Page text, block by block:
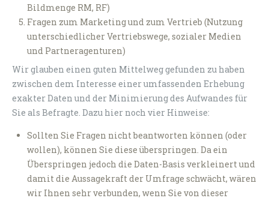
Bildmenge RM, RF)
Fragen zum Marketing und zum Vertrieb (Nutzung
unterschiedlicher Vertriebswege, sozialer Medien
und Partneragenturen)
Wir glauben einen guten Mittelweg gefunden zu haben
zwischen dem Interesse einer umfassenden Erhebung
exakter Daten und der Minimierung des Aufwandes für
Sie als Befragte. Dazu hier noch vier Hinweise:
Sollten Sie Fragen nicht beantworten können (oder
wollen), können Sie diese überspringen. Da ein
Überspringen jedoch die Daten-Basis verkleinert und
damit die Aussagekraft der Umfrage schwächt, wären
wir Ihnen sehr verbunden, wenn Sie von dieser